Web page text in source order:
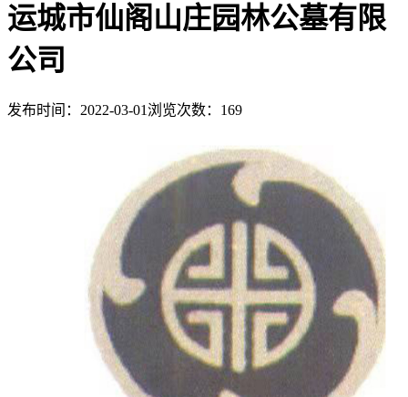
运城市仙阁山庄园林公墓有限
公司
发布时间：2022-03-01 浏览次数： 169